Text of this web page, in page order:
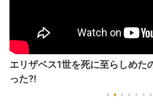
エリザベス1世を死に至らしめた
った⁈